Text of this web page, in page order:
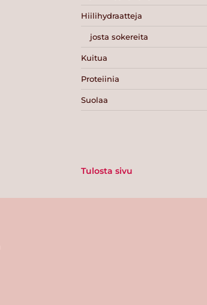
Hiilihydraatteja
josta sokereita
Kuitua
Proteiinia
Suolaa
Tulosta sivu